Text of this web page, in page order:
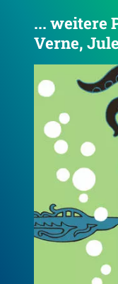
... weitere
Verne,